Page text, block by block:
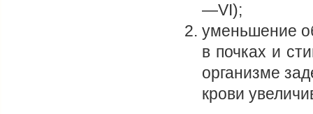
—VI);
уменьшение
в почках и
организме
крови